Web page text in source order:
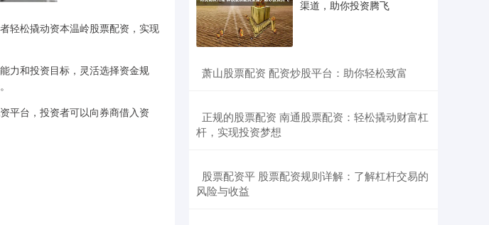
轻松撬动资本温岭股票配资，实现
力和投资目标，灵活选择资金规
平台，投资者可以向券商借入资
渠道，助你投资腾飞
​萧山股票配资 配资炒股平台：助你轻松致富
​正规的股票配资 南通股票配资：轻松撬动财富杠
杆，实现投资梦想
​股票配资平 股票配资规则详解：了解杠杆交易的
风险与收益